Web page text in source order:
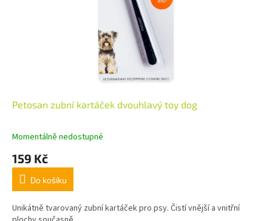
Petosan zubní kartáček dvouhlavý toy dog
Momentálně nedostupné
159 Kč
Do košíku
Unikátně tvarovaný zubní kartáček pro psy. Čistí vnější a vnitřní